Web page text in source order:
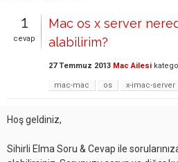
1
cevap
Mac os x server
alabilirim?
27 Temmuz 2013 Mac Ailesi
mac-mac os x-imac-server
Hoş geldiniz,
Sihirli Elma Soru & Cevap ile